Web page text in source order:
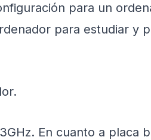
para un
para estudiar y
En cuanto a placa